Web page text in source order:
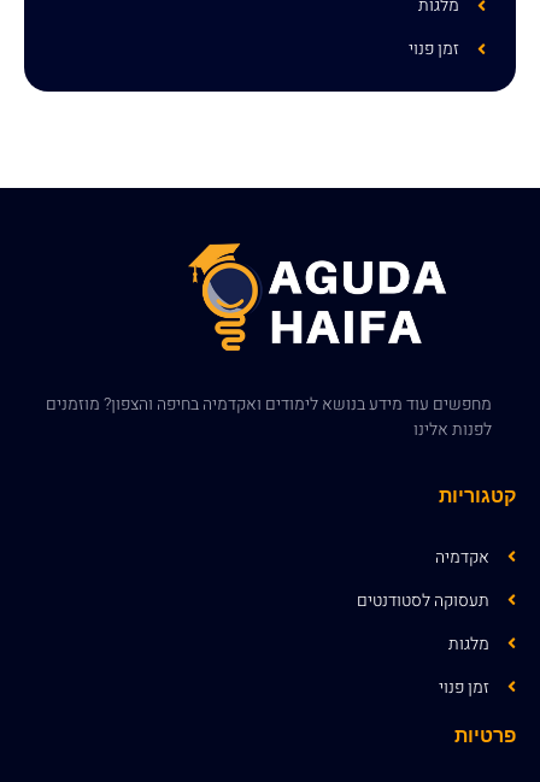
מלגות
זמן פנוי
מחפשים עוד מידע בנושא לימודים ואקדמיה בחיפה והצפון? מוזמנים
לפנות אלינו
קטגוריות
אקדמיה
תעסוקה לסטודנטים
מלגות
זמן פנוי
פרטיות